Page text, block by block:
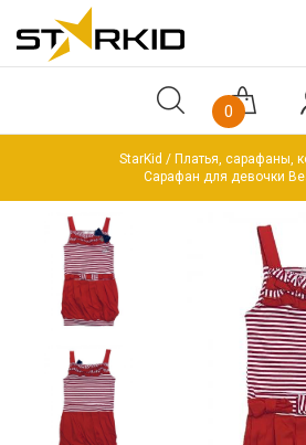
0
StarKid
Платья, сарафаны,
Сарафан для девочки